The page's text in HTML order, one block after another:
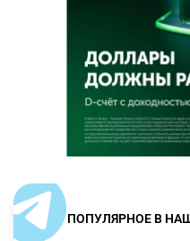
ПОПУЛЯРНОЕ В